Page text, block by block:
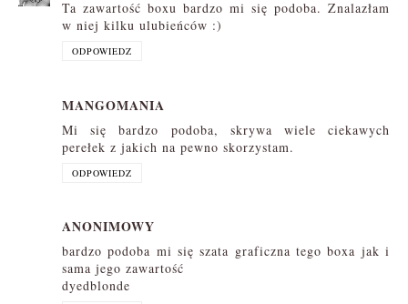
Ta zawartość boxu bardzo mi się podoba. Znalazłam
w niej kilku ulubieńców :)
ODPOWIEDZ
MANGOMANIA
Mi się bardzo podoba, skrywa wiele ciekawych
perełek z jakich na pewno skorzystam.
ODPOWIEDZ
ANONIMOWY
bardzo podoba mi się szata graficzna tego boxa jak i
sama jego zawartość
dyedblonde